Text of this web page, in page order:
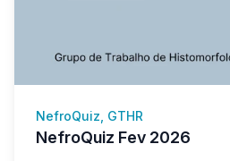
NefroQuiz, GTHR
NefroQuiz Fev 2026